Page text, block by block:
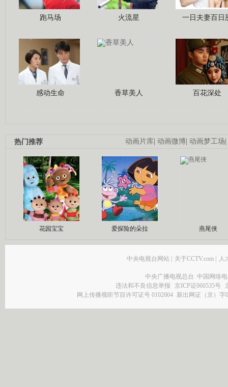
跑马场 火流星 一日夫妻百日
感动生命 香草美人 百花深处
动画片库| 动画微博| 动画梦工场|
热门推荐
花园宝宝 爱探险的朵拉 燕尾侠
中央电视台网站 | 关于CCTV.com | 人
中央广播电视总台 中国网络
违法和不良信息举报
京ICP证060535号
网上传播视听节目许可证号 0102004 新出网证（京）